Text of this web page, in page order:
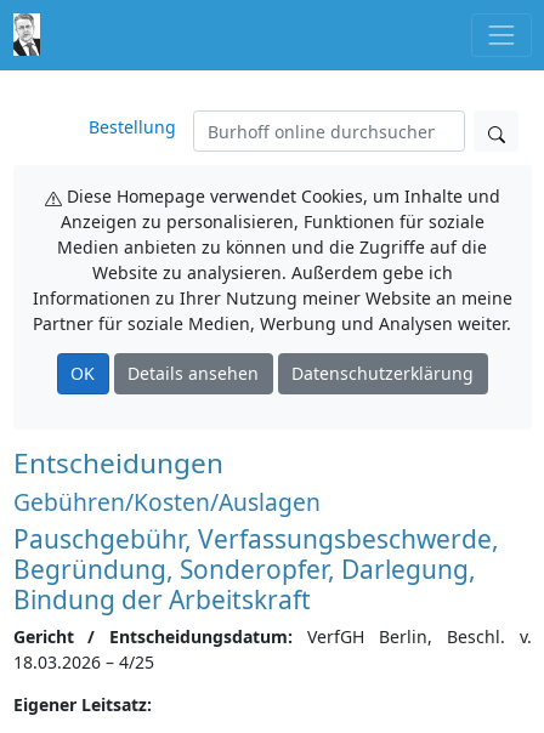
Bestellung
Diese Homepage verwendet Cookies, um Inhalte und
Anzeigen zu personalisieren, Funktionen für soziale
Medien anbieten zu können und die Zugriffe auf die
Website zu analysieren. Außerdem gebe ich
Informationen zu Ihrer Nutzung meiner Website an meine
Partner für soziale Medien, Werbung und Analysen weiter.
OK Details ansehen Datenschutzerklärung
Entscheidungen
Gebühren/Kosten/Auslagen
Pauschgebühr, Verfassungsbeschwerde,
Begründung, Sonderopfer, Darlegung,
Bindung der Arbeitskraft
Gericht / Entscheidungsdatum: VerfGH Berlin, Beschl. v.
18.03.2026 – 4/25
Eigener Leitsatz: